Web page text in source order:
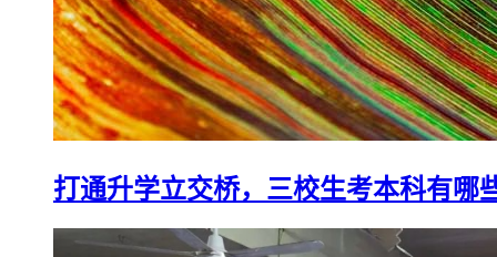
打通升学立交桥，三校生考本科有哪